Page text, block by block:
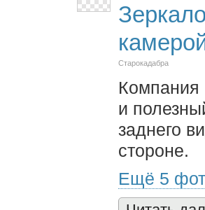
Старокадабра
Компания
и
заднего
стороне.
Ещё 5